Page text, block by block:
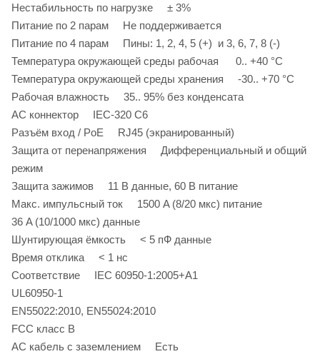
Нестабильность по нагрузке ± 3%
Питание по 2 парам Не поддерживается
Питание по 4 парам Пины: 1, 2, 4, 5 (+) и 3, 6, 7, 8 (-)
Температура окружающей среды рабочая 0.. +40 °C
Температура окружающей среды хранения -30.. +70 °C
Рабочая влажность 35.. 95% без конденсата
AC коннектор IEC-320 C6
Разъём вход / PoE RJ45 (экранированный)
Защита от перенапряжения Дифференциальный и общий
режим
Защита зажимов 11 В данные, 60 В питание
Макс. импульсный ток 1500 A (8/20 мкс) питание
36 A (10/1000 мкс) данные
Шунтирующая ёмкость < 5 пФ данные
Время отклика < 1 нс
Соответствие IEC 60950-1:2005+A1
UL60950-1
EN55022:2010, EN55024:2010
FCC класс B
AC кабель с заземлением Есть